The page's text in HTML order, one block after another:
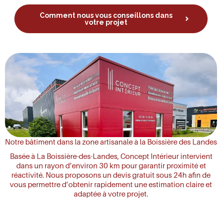
Comment nous vous conseillons dans
votre projet
Notre bâtiment dans la zone artisanale à la Boissière des Landes
Basée à La Boissière-des-Landes, Concept Intérieur intervient
dans un rayon d’environ 30 km pour garantir proximité et
réactivité. Nous proposons un devis gratuit sous 24h afin de
vous permettre d’obtenir rapidement une estimation claire et
adaptée à votre projet.